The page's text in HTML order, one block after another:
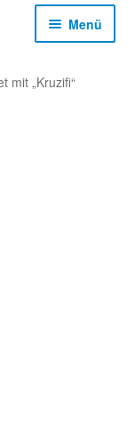
Menü
mit „Kruzifi“